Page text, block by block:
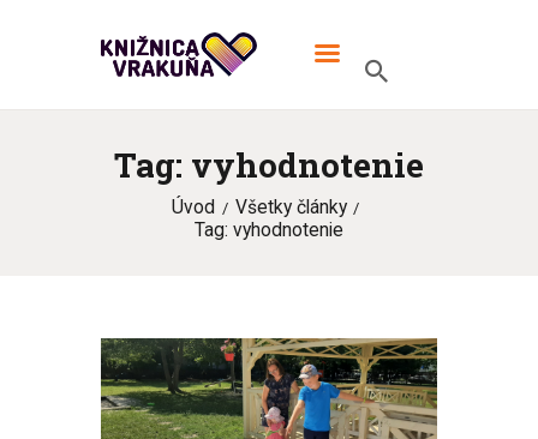
Tag: vyhodnotenie
Úvod
Všetky články
Tag: vyhodnotenie
MIESTNA KNIŽNICA VRAKUŇA
V knižnici TO žije!
ÚVOD
ONLINE KATALÓG